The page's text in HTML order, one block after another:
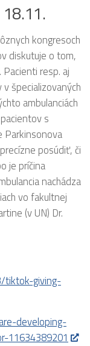
kongresoch
diskutuje o tom,
resp. aj
špecializovaných
ambulanciách
s
Parkinsonova
posúdiť, či
je príčina
nachádza
vo fakultnej
(v UN) Dr.
tiktok-giving-
developing-
11634389201